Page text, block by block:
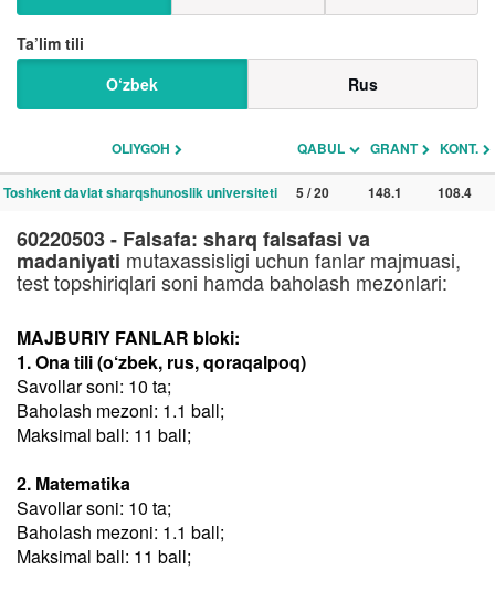
Ta’lim tili
O‘zbek
Rus
OLIYGOH QABUL GRANT KONT.
Toshkent davlat sharqshunoslik universiteti 5 / 20 148.1 108.4
60220503 - Falsafa: sharq falsafasi va
madaniyati mutaxassisligi uchun fanlar majmuasi,
test topshiriqlari soni hamda baholash mezonlari:
MAJBURIY FANLAR bloki:
1. Ona tili (o‘zbek, rus, qoraqalpoq)
Savollar soni: 10 ta;
Baholash mezoni: 1.1 ball;
Maksimal ball: 11 ball;
2. Matematika
Savollar soni: 10 ta;
Baholash mezoni: 1.1 ball;
Maksimal ball: 11 ball;